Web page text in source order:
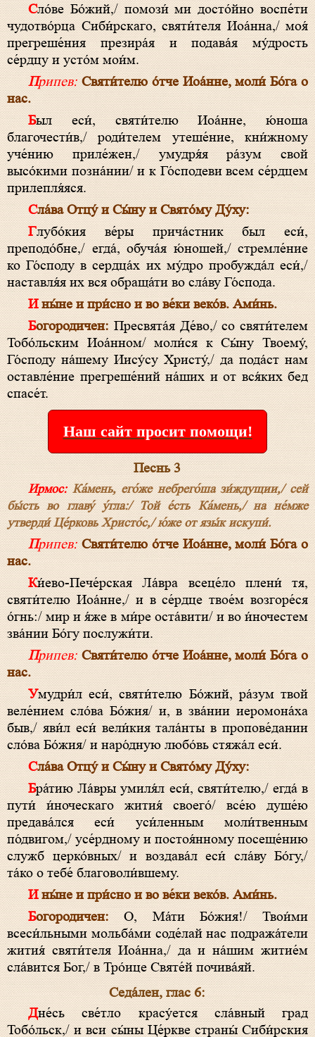
Сло́ве Бо́жий,/ помози́ ми досто́йно воспе́ти
чудотво́рца Сиби́рскаго, святи́теля Иоа́нна,/ моя́
прегреше́ния презира́я и подава́я му́дрость
се́рдцу и усто́м мои́м.
Припев: Святи́телю о́тче Иоа́нне, моли́ Бо́га о
нас.
Был еси́, святи́телю Иоа́нне, ю́ноша
благочести́в,/ роди́телем утеше́ние, кни́жному
уче́нию приле́жен,/ умудря́я ра́зум свой
высо́кими позна́нии/ и к Го́сподеви всем се́рдцем
прилепля́яся.
Сла́ва Отцу́ и Сы́ну и Свято́му Ду́ху:
Глубо́кия ве́ры прича́стник был еси́,
преподо́бне,/ егда́, обуча́я ю́ношей,/ стремле́ние
ко Го́споду в сердца́х их му́дро пробужда́л еси́,/
наставля́я их вся обраща́ти во сла́ву Го́спода.
И ны́не и при́сно и во ве́ки веко́в. Ами́нь.
Богородичен: Пресвята́я Де́во,/ со святи́телем
Тобо́льским Иоа́нном/ моли́ся к Сы́ну Твоему́,
Го́споду на́шему Иису́су Христу́,/ да пода́ст нам
оставле́ние прегреше́ний на́ших и от вся́ких бед
спасе́т.
Наш сайт просит помощи!
Песнь 3
Ирмос:Ка́мень, его́же небрего́ша зи́ждущии,/ сей
бы́сть во главу́ у́гла:/ Той е́сть Ка́мень,/ на не́мже
утверди́ Це́рковь Христо́с,/ ю́же от язы́к искупи́.
Припев: Святи́телю о́тче Иоа́нне, моли́ Бо́га о
нас.
Ки́ево-Пече́рская Ла́вра всеце́ло плени́ тя,
святи́телю Иоа́нне,/ и в се́рдце твое́м возгоре́ся
о́гнь:/ мир и я́же в ми́ре оста́вити/ и во и́ночестем
зва́нии Бо́гу послужи́ти.
Припев: Святи́телю о́тче Иоа́нне, моли́ Бо́га о
нас.
Умудри́л еси́, святи́телю Бо́жий, ра́зум твой
веле́нием сло́ва Бо́жия/ и, в зва́нии иеромона́ха
быв,/ яви́л еси́ вели́кия тала́нты в пропове́дании
сло́ва Бо́жия/ и наро́дную любо́вь стяжа́л еси́.
Сла́ва Отцу́ и Сы́ну и Свято́му Ду́ху:
Бра́тию Ла́вры умиля́л еси́, святи́телю,/ егда́ в
пути́ и́ноческаго жития́ своего́/ все́ю душе́ю
предава́лся еси́ уси́ленным моли́твенным
по́двигом,/ усе́рдному и постоя́нному посеще́нию
служб церко́вных/ и воздава́л еси́ сла́ву Бо́гу,/
та́ко о тебе́ благоволи́вшему.
И ны́не и при́сно и во ве́ки веко́в. Ами́нь.
Богородичен:О, Ма́ти Бо́жия!/ Твои́ми
всеси́льными мольба́ми соде́лай нас подража́тели
жития́ святи́теля Иоа́нна,/ да и на́шим житие́м
сла́вится Бог,/ в Тро́ице Святе́й почива́яй.
Седа́лен, глас 6:
Дне́сь све́тло красу́ется сла́вный град
Тобо́льск,/ и вси сы́ны Це́ркве страны́ Сиби́рския